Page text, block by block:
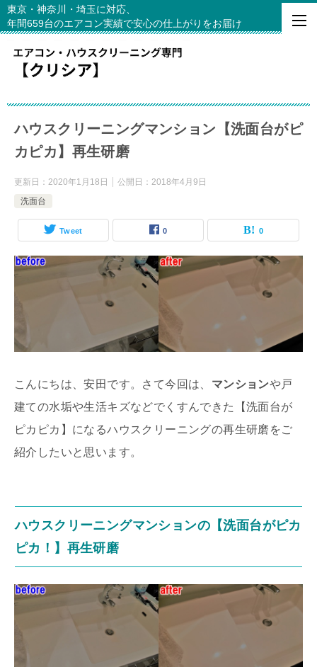
東京・神奈川・埼玉に対応、
年間659台のエアコン実績で安心の仕上がりをお届け
ハウスクリーニングマンション【洗面台がピ
カピカ】再生研磨
更新日： 2020年1月18日 公開日： 2018年4月9日
洗面台
Tweet 0 0
こんにちは、安田です。さて今回は、 マンションや戸
建ての水垢や生活キズなどでくすんできた【洗面台が
ピカピカ】になるハウスクリーニングの再生研磨をご
紹介したいと思います。
ハウスクリーニングマンションの【洗面台がピカ
ピカ！】再生研磨